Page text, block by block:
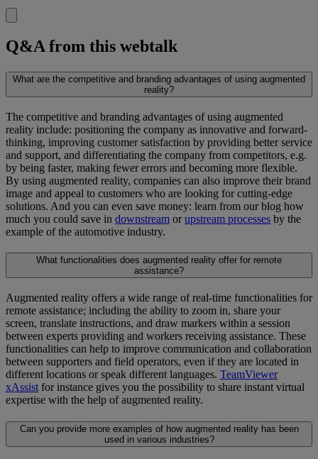
Q&A from this webtalk
What are the competitive and branding advantages of using augmented
reality?
The competitive and branding advantages of using augmented
reality include: positioning the company as innovative and forward-
thinking, improving customer satisfaction by providing better service
and support, and differentiating the company from competitors, e.g.
by being faster, making fewer errors and becoming more flexible.
By using augmented reality, companies can also improve their brand
image and appeal to customers who are looking for cutting-edge
solutions. And you can even save money: learn from our blog how
much you could save in downstream orupstream processes by the
example of the automotive industry.
What functionalities does augmented reality offer for remote
assistance?
Augmented reality offers a wide range of real-time functionalities for
remote assistance; including the ability to zoom in, share your
screen, translate instructions, and draw markers within a session
between experts providing and workers receiving assistance. These
functionalities can help to improve communication and collaboration
between supporters and field operators, even if they are located in
different locations or speak different languages. TeamViewer
xAssist for instance gives you the possibility to share instant virtual
expertise with the help of augmented reality.
Can you provide more examples of how augmented reality has been
used in various industries?